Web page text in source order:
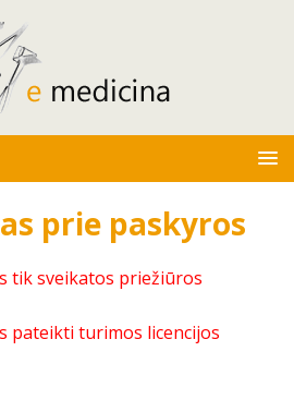
prie paskyros
tik sveikatos priežiūros
pateikti turimos licencijos